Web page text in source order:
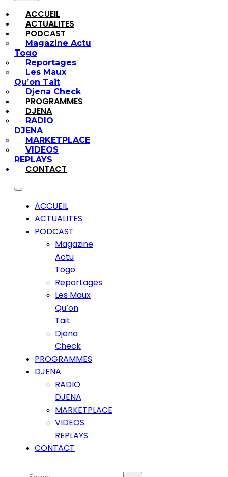
ACCUEIL
ACTUALITES
PODCAST
Magazine Actu
Togo
Reportages
Les Maux
Qu’on Tait
Djena Check
PROGRAMMES
DJENA
RADIO
DJENA
MARKETPLACE
VIDEOS
REPLAYS
CONTACT
ACCUEIL
ACTUALITES
PODCAST
Magazine
Actu
Togo
Reportages
Les Maux
Qu’on
Tait
Djena
Check
PROGRAMMES
DJENA
RADIO
DJENA
MARKETPLACE
VIDEOS
REPLAYS
CONTACT